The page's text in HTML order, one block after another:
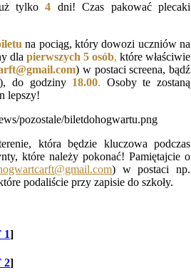
tylko4 dni! Czas pakować plecaki
na pociąg, który dowozi uczniów na
dla pierwszych 5 osób, które właściwie
) w postaci screena, bądź
), do godziny 18.00. Osoby te zostaną
lepszy!
która będzie kluczowa podczas
które należy pokonać! Pamiętajcie o
) w postaci np.
podaliście przy zapisie do szkoły.
1]
2]